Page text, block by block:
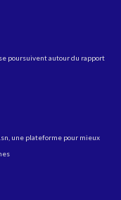
poursuivent autour du rapport
une plateforme pour mieux